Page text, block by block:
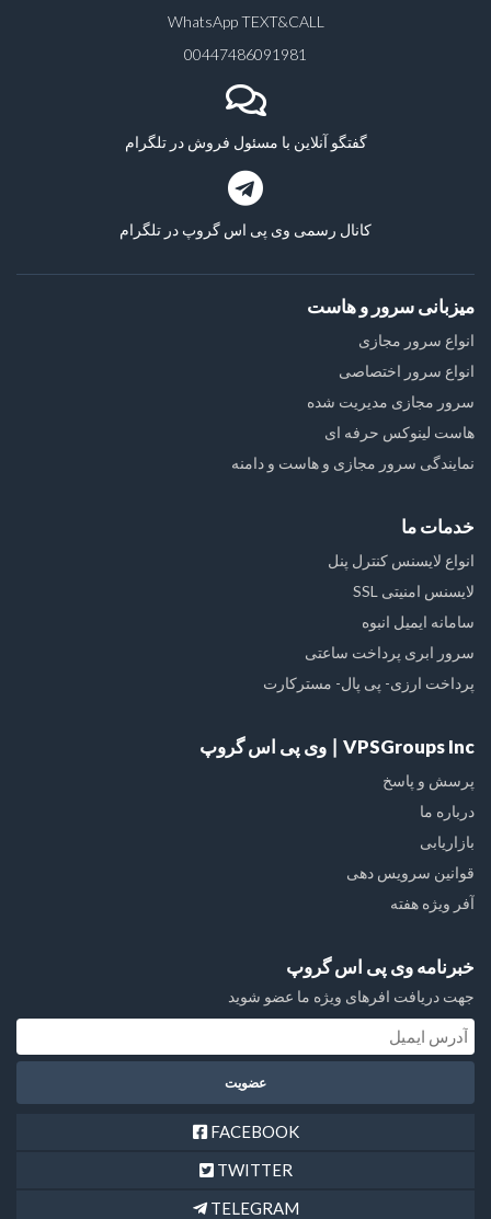
WhatsApp TEXT&CALL
00447486091981
گفتگو آنلاین با مسئول فروش در تلگرام
کانال رسمی وی پی اس گروپ در تلگرام
میزبانی سرور و هاست
انواع سرور مجازی
انواع سرور اختصاصی
سرور مجازی مدیریت شده
هاست لینوکس حرفه ای
نمایندگی سرور مجازی و هاست و دامنه
خدمات ما
انواع لایسنس کنترل پنل
لایسنس امنیتی SSL
سامانه ایمیل انبوه
سرور ابری پرداخت ساعتی
پرداخت ارزی- پی پال- مسترکارت
VPSGroups Inc ∣ وی پی اس گروپ
پرسش و پاسخ
درباره ما
بازاریابی
قوانین سرویس دهی
آفر ویژه هفته
خبرنامه وی پی اس گروپ
جهت دریافت افرهای ویژه ما عضو شوید
FACEBOOK
TWITTER
TELEGRAM